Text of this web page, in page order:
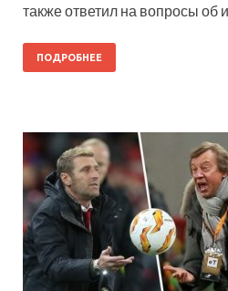
также ответил на вопросы об
ПОДРОБНЕЕ